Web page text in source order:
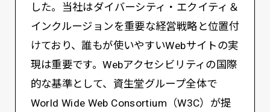
した。当社はダイバーシティ・エクイティ＆
インクルージョンを重要な経営戦略と位置付
けており、誰もが使いやすいWebサイトの実
現は重要です。Webアクセシビリティの国際
的な基準として、資生堂グループ全体で
World Wide Web Consortium（W3C）が提